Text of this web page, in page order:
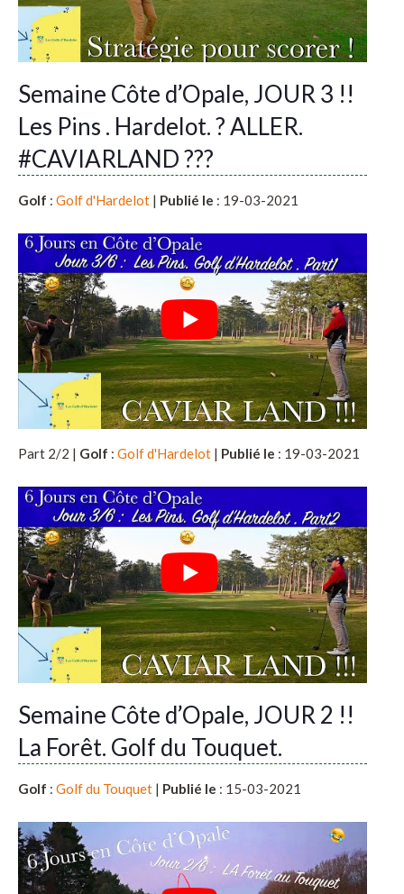
Semaine Côte d’Opale, JOUR 3 !!
Les Pins . Hardelot. ? ALLER.
#CAVIARLAND ???
Golf : Golf d'Hardelot | Publié le : 19-03-2021
Part 2/2 | Golf : Golf d'Hardelot | Publié le : 19-03-2021
Semaine Côte d’Opale, JOUR 2 !!
La Forêt. Golf du Touquet.
Golf : Golf du Touquet | Publié le : 15-03-2021